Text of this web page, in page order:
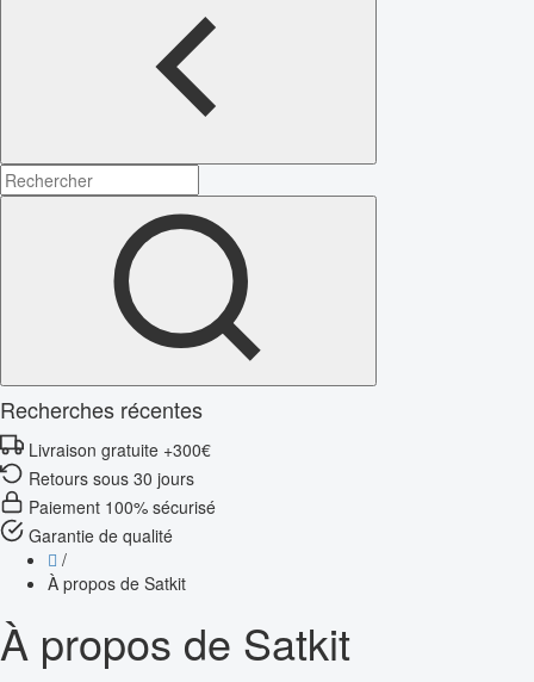
Recherches récentes
Livraison gratuite +300€
Retours sous 30 jours
Paiement 100% sécurisé
Garantie de qualité
/
À propos de Satkit
À propos de Satkit